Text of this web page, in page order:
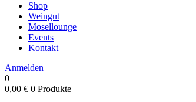
Shop
Weingut
Mosellounge
Events
Kontakt
Anmelden
0
0,00 € 0 Produkte